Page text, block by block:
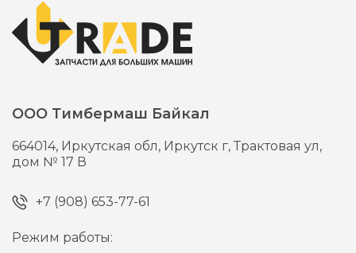
ООО Тимбермаш Байкал
664014, Иркутская обл, Иркутск г,Трактовая ул,
дом № 17 В
+7 (908) 653-77-61
Режим работы: